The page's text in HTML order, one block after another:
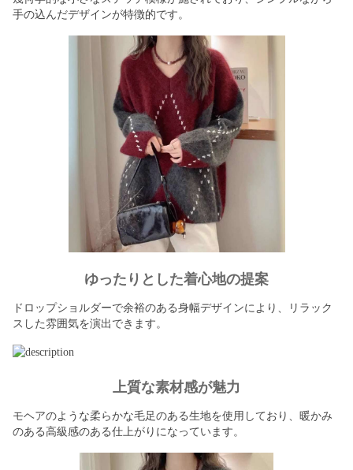
手の込んだデザインが特徴的です。
ゆったりとした着心地の提案
ドロップショルダーで余裕のある身幅デザインにより、リラック
スした雰囲気を演出できます。
上質な素材感が魅力
モヘアのような柔らかな毛足のある生地を使用しており、暖かみ
のある高級感のある仕上がりになっています。